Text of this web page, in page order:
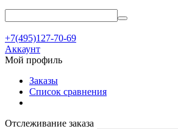
+7(495)127-70-69
Аккаунт
Мой профиль
Заказы
Список сравнения
Отслеживание заказа